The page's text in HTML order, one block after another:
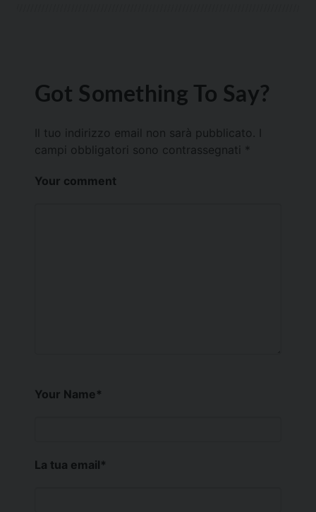
Got Something To Say?
Il tuo indirizzo email non sarà pubblicato.
campi obbligatori sono contrassegnati *
Your comment
Your Name*
La tua email*